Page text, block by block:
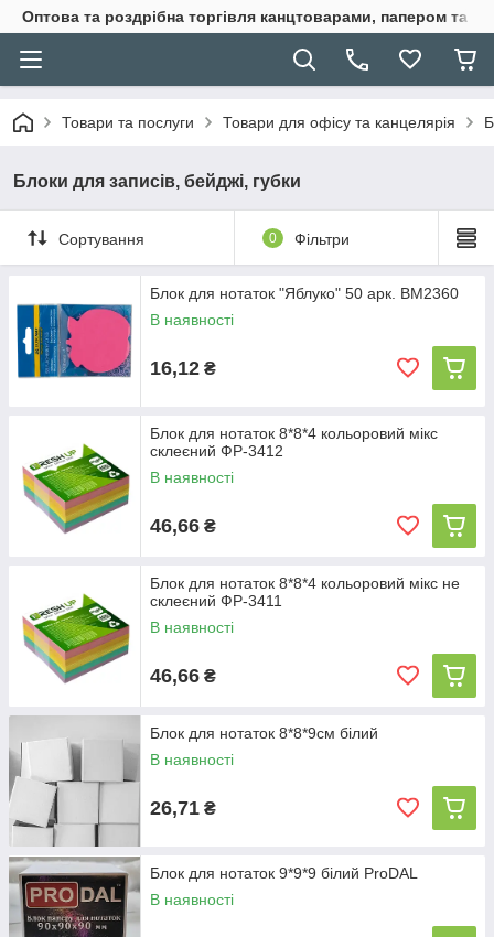
Оптова та роздрібна торгівля канцтоварами, папером та
Товари та послуги Товари для офісу та канцелярія
Блоки для записів, бейджі, губки
Сортування 0 Фільтри
Блок для нотаток "Яблуко" 50 арк. BM2360
В наявності
16,12 ₴
Блок для нотаток 8*8*4 кольоровий мікс
склеєний ФР-3412
В наявності
46,66 ₴
Блок для нотаток 8*8*4 кольоровий мікс не
склеєний ФР-3411
В наявності
46,66 ₴
Блок для нотаток 8*8*9см білий
В наявності
26,71 ₴
Блок для нотаток 9*9*9 білий ProDAL
В наявності